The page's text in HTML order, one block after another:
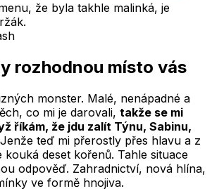
že byla takhle malinká, je
rozhodnou místo vás
monster. Malé, nenápadné a
co mi je darovali, takže se mi
říkám, že jdu zalít Týnu, Sabinu,
teď mi přerostly přes hlavu a z
kouká deset kořenů. Tahle situace
odpověď. Zahradnictví, nová hlína,
ve formě hnojiva.